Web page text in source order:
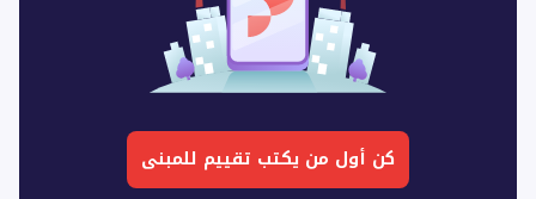
كن أول من يكتب تقييم للمبنى